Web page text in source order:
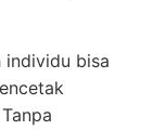
individu bisa